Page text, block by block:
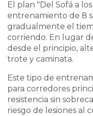
El plan "Del Sofá a
entrenamiento de 8
gradualmente el
corriendo. En lugar
desde el principio,
trote y caminata.
Este tipo de
para corredores
resistencia sin
riesgo de lesiones al